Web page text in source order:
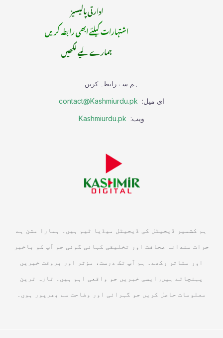
ادارتی پالیسیز
اشتہارات کیلئے ابھی رابطہ کریں
ہمارے لیے لکھیں
ہم سے رابطہ کریں
ای میل: contact@Kashmiurdu.pk
ویب: Kashmiurdu.pk
ہم کشمیر ڈیجیٹل کی ڈیجیٹل میڈیا ٹیم ہیں۔ ہمارا مشن ہے
جرات مندانہ صحافت اور تخلیقی کہانی گوئی جو آپ کو باخبر
اور متاثر رکھے۔ ہم آپ تک درست، مؤثر اور بروقت خبریں
پہنچاتے ہیں, ایسی خبریں جو واقعی اہم ہیں۔ تازہ ترین
معلومات حاصل کریں جو گہرائی اور وضاحت سے بھرپور ہوں۔